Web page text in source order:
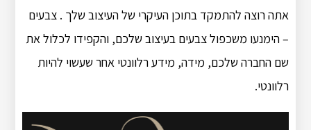
אתה רוצה להתמקד בתוכן העיקרי של העיצוב שלך . צבעים
– הימנעו משכפול צבעים בעיצוב שלכם, והקפידו לכלול את
שם החברה שלכם, מידה, מידע רלוונטי אחר שעשוי להיות
רלוונטי.